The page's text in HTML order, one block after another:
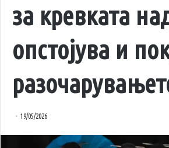
за кревката
опстојува и
19/05/2026